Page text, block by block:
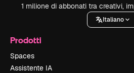
1 milione di abbonati tra creativi,
Italiano
Prodotti
Spaces
Assistente IA